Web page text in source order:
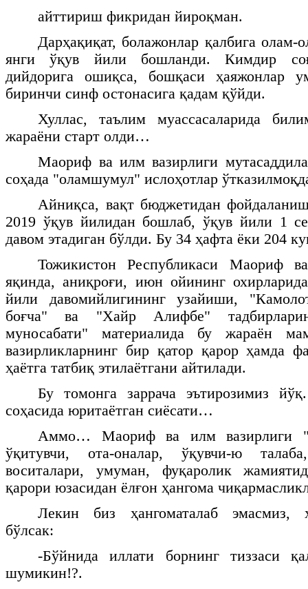
айттириш фикридан йироқман.
Дарҳақиқат, болажонлар қалбига олам-
янги ўқув йили бошланди. Кимдир
дийдорига ошиқса, бошқаси ҳаяжонлар
биринчи синф остонасига қадам қўйди.
Хуллас, таълим муассасаларида
жараёни старт олди…
Маориф ва илм вазирлиги
соҳада "оламшумул" ислоҳотлар
Айниқса, вақт бюджетидан
2019 ўқув йилидан бошлаб, ўқув йили 1
давом этадиган бўлди. Бу 34 ҳафта ёки 204
Тожикистон Республикаси Маориф
яқинда, аниқроғи, июн ойининг
йили давомийлигининг узайиши,
боғча" ва "Хайр Алифбе"
муносабати" материалида бу жараён
вазирликларнинг бир қатор қарор ҳамда
ҳаётга татбиқ этилаётгани айтилади.
Бу томонга заррача эътирозимиз
соҳасида юритаётган сиёсати…
Аммо… Маориф ва илм вазирлиги
ўқитувчи, ота-оналар, ўқувчи-ю
воситалари, умуман, фуқаролик
қарори юзасидан ёлғон ҳангома
Лекин биз ҳангоматалаб эмасмиз,
бўлсак:
-Бўйнида иллати борнинг тиззаси
шумикин!?.